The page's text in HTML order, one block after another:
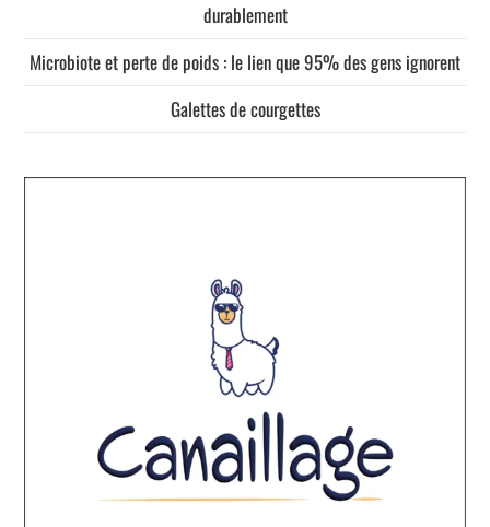
durablement
Microbiote et perte de poids : le lien que 95% des gens ignorent
Galettes de courgettes